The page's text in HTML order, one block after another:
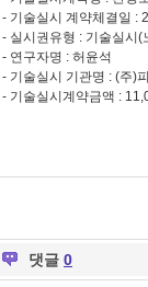
- 기술실시 계약체결일 :
- 실시권유형 : 기술실시(
- 연구자명 : 허윤석
- 기술실시 기관명 : (주)
- 기술실시계약금액 :
댓글 0